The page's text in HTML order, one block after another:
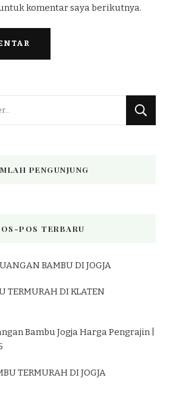
komentar saya berikutnya.
PENGUNJUNG
POS TERBARU
BAMBU DI JOGJA
TERMURAH DI KLATEN
Bambu Jogja Harga Pengrajin |
TERMURAH DI JOGJA